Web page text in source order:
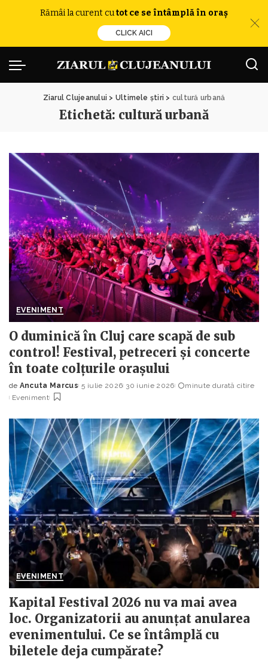
Rămâi la curent cutot ce se întâmplă în oraș
CLICK AICI
Ziarul Clujeanului > Ultimele știri > cultură urbană
Etichetă: cultură urbană
EVENIMENT
O duminică în Cluj care scapă de sub
control! Festival, petreceri și concerte
în toate colțurile orașului
Posted
by
de Ancuta Marcus 5 iulie 2026 30 iunie 2026
minute durată citire
Eveniment
EVENIMENT
Kapital Festival 2026 nu va mai avea
loc. Organizatorii au anunțat anularea
evenimentului. Ce se întâmplă cu
biletele deja cumpărate?